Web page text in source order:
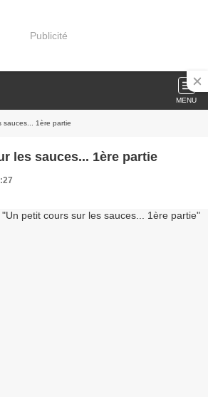
Publicité
MENU
sauces... 1ère partie
les sauces... 1ère partie